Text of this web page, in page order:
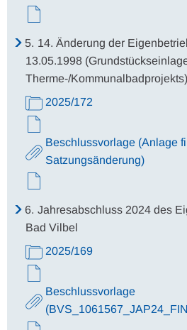
5. 14. Änderung der
13.05.1998
Therme-/Kommunalbadprojekts)
2025/172
Beschlussvorlage (Anlage
Satzungsänderung)
6. Jahresabschluss 2024 des
Bad Vilbel
2025/169
Beschlussvorlage